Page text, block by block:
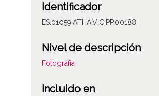
Identificador
ES.01059.ATHA.VIC.PP.00188
Nivel de descripción
Fotografía
Incluido en